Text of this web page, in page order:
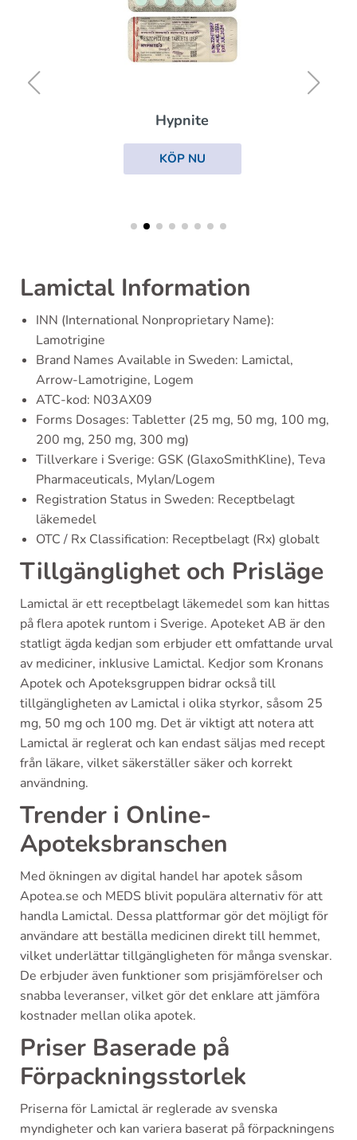
Hypnite
KÖP NU
Lamictal Information
INN (International Nonproprietary Name):
Lamotrigine
Brand Names Available in Sweden: Lamictal,
Arrow-Lamotrigine, Logem
ATC-kod: N03AX09
Forms Dosages: Tabletter (25 mg, 50 mg, 100 mg,
200 mg, 250 mg, 300 mg)
Tillverkare i Sverige: GSK (GlaxoSmithKline), Teva
Pharmaceuticals, Mylan/Logem
Registration Status in Sweden: Receptbelagt
läkemedel
OTC / Rx Classification: Receptbelagt (Rx) globalt
Tillgänglighet och Prisläge
Lamictal är ett receptbelagt läkemedel som kan hittas
på flera apotek runtom i Sverige. Apoteket AB är den
statligt ägda kedjan som erbjuder ett omfattande urval
av mediciner, inklusive Lamictal. Kedjor som Kronans
Apotek och Apoteksgruppen bidrar också till
tillgängligheten av Lamictal i olika styrkor, såsom 25
mg, 50 mg och 100 mg. Det är viktigt att notera att
Lamictal är reglerat och kan endast säljas med recept
från läkare, vilket säkerställer säker och korrekt
användning.
Trender i Online-
Apoteksbranschen
Med ökningen av digital handel har apotek såsom
Apotea.se och MEDS blivit populära alternativ för att
handla Lamictal. Dessa plattformar gör det möjligt för
användare att beställa medicinen direkt till hemmet,
vilket underlättar tillgängligheten för många svenskar.
De erbjuder även funktioner som prisjämförelser och
snabba leveranser, vilket gör det enklare att jämföra
kostnader mellan olika apotek.
Priser Baserade på
Förpackningsstorlek
Priserna för Lamictal är reglerade av svenska
myndigheter och kan variera baserat på förpackningens